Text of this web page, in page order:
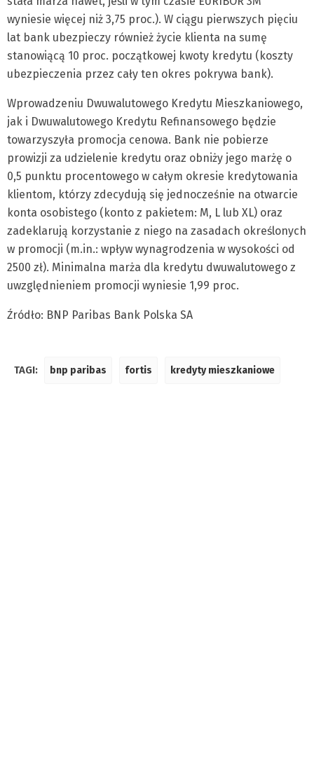
wyniesie więcej niż 3,75 proc.). W ciągu pierwszych pięciu
lat bank ubezpieczy również życie klienta na sumę
stanowiącą 10 proc. początkowej kwoty kredytu (koszty
ubezpieczenia przez cały ten okres pokrywa bank).
Wprowadzeniu Dwuwalutowego Kredytu Mieszkaniowego,
jak i Dwuwalutowego Kredytu Refinansowego będzie
towarzyszyła promocja cenowa. Bank nie pobierze
prowizji za udzielenie kredytu oraz obniży jego marżę o
0,5 punktu procentowego w całym okresie kredytowania
klientom, którzy zdecydują się jednocześnie na otwarcie
konta osobistego (konto z pakietem: M, L lub XL) oraz
zadeklarują korzystanie z niego na zasadach określonych
w promocji (m.in.: wpływ wynagrodzenia w wysokości od
2500 zł). Minimalna marża dla kredytu dwuwalutowego z
uwzględnieniem promocji wyniesie 1,99 proc.
Źródło: BNP Paribas Bank Polska SA
TAGI: bnp paribas fortis kredyty mieszkaniowe